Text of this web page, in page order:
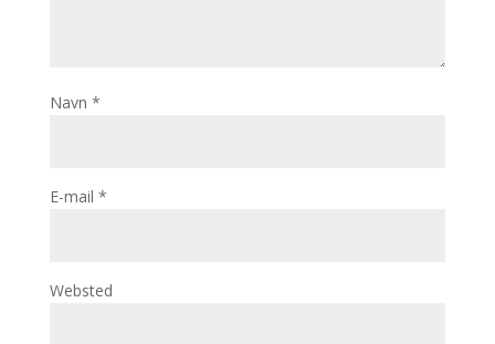
Navn *
E-mail *
Websted